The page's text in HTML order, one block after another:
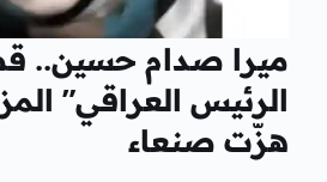
ميرا صدام حسين..
الرئيس العراقي”
هزّت صنعاء